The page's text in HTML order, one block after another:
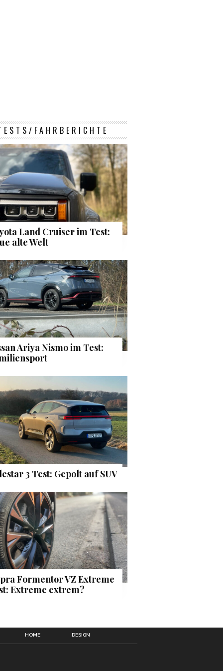
FAHRBERICHTE
Land Cruiser im Test:
alte Welt
Ariya Nismo im Test:
3 Test: Gepolt auf SUV
Formentor VZ Extreme
Extreme extrem?
HOME DESIGN